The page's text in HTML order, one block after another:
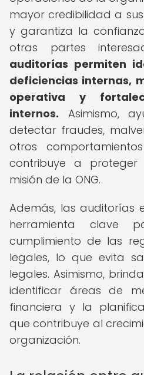
mayor credibilidad a
y garantiza la
otras partes
auditorías permiten
deficiencias internas,
operativa y
internos. Asimismo,
detectar fraudes,
otros
contribuye a
misión de la ONG.
Además, las auditorías
herramienta clave
cumplimiento de las
legales, lo que evita
legales. Asimismo,
identificar áreas de
financiera y la
que contribuye al
organización.